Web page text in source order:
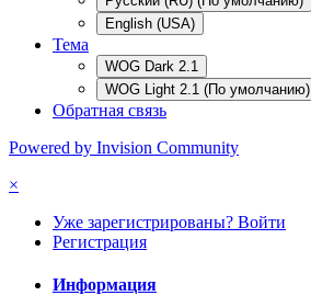
English (USA)
Тема
WOG Dark 2.1
WOG Light 2.1 (По умолчанию)
Обратная связь
Powered by Invision Community
×
Уже зарегистрированы? Войти
Регистрация
Информация